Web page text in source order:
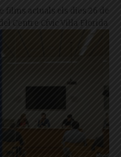
films actuals els dies 26 de
Centre Cívic Vil·la Florida